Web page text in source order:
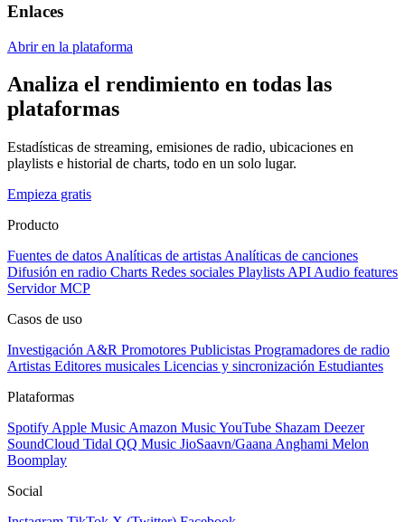
Enlaces
Abrir en la plataforma
Analiza el rendimiento en todas las
plataformas
Estadísticas de streaming, emisiones de radio, ubicaciones en
playlists e historial de charts, todo en un solo lugar.
Empieza gratis
Producto
Fuentes de datos Analíticas de artistas Analíticas de canciones
Difusión en radio Charts Redes sociales Playlists API Audio features
Servidor MCP
Casos de uso
Investigación A&R Promotores Publicistas Programadores de radio
Artistas Editores musicales Licencias y sincronización Estudiantes
Plataformas
Spotify Apple Music Amazon MusicYouTube Shazam Deezer
SoundCloud Tidal QQ Music JioSaavn/Gaana Anghami Melon
Boomplay
Social